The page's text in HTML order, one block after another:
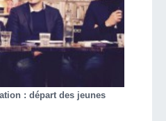
: départ des jeunes